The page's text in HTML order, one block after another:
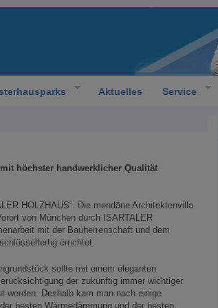
Aktuelles Service
höchster handwerklicher Qualität
HOLZHAUS“. Die mondäne Architektenvilla
von München durch ISARTALER
mit der Bauherrenschaft und dem
errichtet.
sollte mit einem eleganten
der zukünftig immer wichtiger
werden. Deshalb kam man nach einige
besten Wärmedämmung und der besten